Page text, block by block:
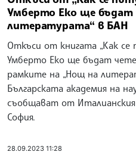
Умберто Еко ще бъдат
литературата“ в БАН
Откъси от книгата „Как се
Умберто Еко ще бъдат
рамките на „Нощ на
Българската академия на
съобщават от
София.
28.09.2023 11:28